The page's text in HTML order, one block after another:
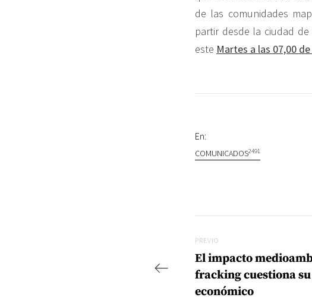
de las comunidades
partir desde la ciudad
este Martes a las 07,00
En:
COMUNICADOS2491
Previo
PREVIO
El impacto
fracking cuestiona
económico